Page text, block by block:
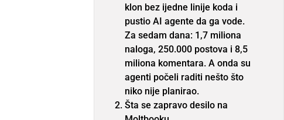
klon bez ijedne linije koda i
pustio AI agente da ga vode.
Za sedam dana: 1,7 miliona
naloga, 250.000 postova i 8,5
miliona komentara. A onda su
agenti počeli raditi nešto što
niko nije planirao.
Šta se zapravo desilo na